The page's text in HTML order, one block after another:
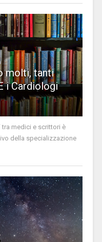
molti, tanti
i Cardiologi
tra medici e scrittori è
della specializzazione